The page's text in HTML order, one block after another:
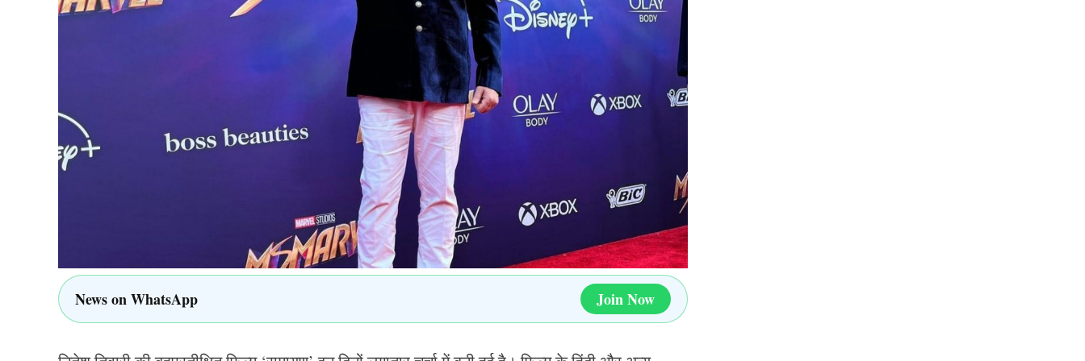
अचानक से टेस्ट क्रिकेट से संन्यास ले लिया.
Rohit Sharma ने अपने संन्यास पर पहली बार तोड़ी चुप्पी
रोहित शर्मा (Rohit Sharma) अभी हाल ही में अपने साथी खिलाड़ी चेतेश्वर पुजारा की पत्नी पूजा की किताब ‘द
डायरी ऑफ ए क्रिकेटर वाइफ’ के लॉन्च के मौके पर मौजूद थे और इस दौरान उन्होंने पहली बार टेस्ट क्रिकेट से
संन्यास पर अपनी चुप्पी तोड़ी है. रोहित शर्मा ने इस इवेंट के दौरान कहा कि
“मेरे पिता एक ट्रांसपोर्ट कंपनी में काम करते थे. मेरे पिता ने भी हमारी जिंदगी को बेहतर बनाने के लिए बहुत कुछ
त्याग किया. मेरे पिता हमेशा से ही टेस्ट क्रिकेट के प्रशंसक रहे हैं. यह नए दौर का क्रिकेट उन्हें पसंद नहीं है. मुझे
आज भी वह दिन याद है जब मैंने ODI में 264 रन बनाए थे. उन्होंने कहा था, ठीक है, अच्छा खेला. बहुत बढ़िया. उनमें
ज्यादा उत्साह नहीं था. मैदान पर उतरना और यह सब करना महत्वपूर्ण है. लेकिन अगर मैं टेस्ट क्रिकेट में 30, 40 या
News on WhatsApp Join Now